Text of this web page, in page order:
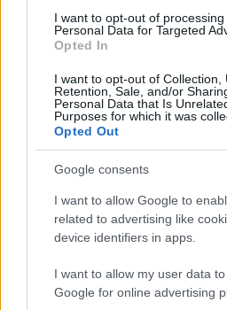
I want to opt-out of processing
Personal Data for Targeted
Opted In
I want to opt-out of Collection,
Retention, Sale, and/or
Personal Data that Is
Purposes for which it was
Opted Out
Google consents
I want to allow Google to
related to advertising like
device identifiers in apps.
I want to allow my user data
Google for online advertising
szenvedő alanyai voltunk.
osztrák és egy amerikai
megítélése szerint nem
eredeti hazájukban, vagy ha
fiatalon tették. Ugyanakkor a
lehetett – mi több a lengyel
csapatkapitánya volt –
Németországban marokkói
csatár, aki alig két évet
bajnokságban.
Hári Norbertnégy évig
Magyarországon, mielőtt
volna, ráadásul Bettaharral
játszani.